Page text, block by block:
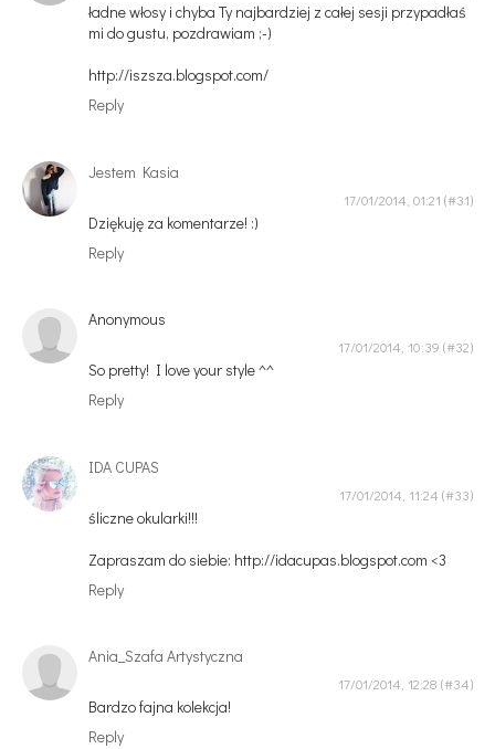
ładne włosy i chyba Ty najbardziej z całej sesji przypadłaś
mi do gustu, pozdrawiam ;-)
http://iszsza.blogspot.com/
Reply
Jestem Kasia
17/01/2014, 01:21
Dziękuję za komentarze! :)
Reply
Anonymous
17/01/2014, 10:39
So pretty! I love your style ^^
Reply
IDA CUPAS
17/01/2014, 11:24
śliczne okularki!!!
Zapraszam do siebie: http://idacupas.blogspot.com <3
Reply
Ania_Szafa Artystyczna
17/01/2014, 12:28
Bardzo fajna kolekcja!
Reply